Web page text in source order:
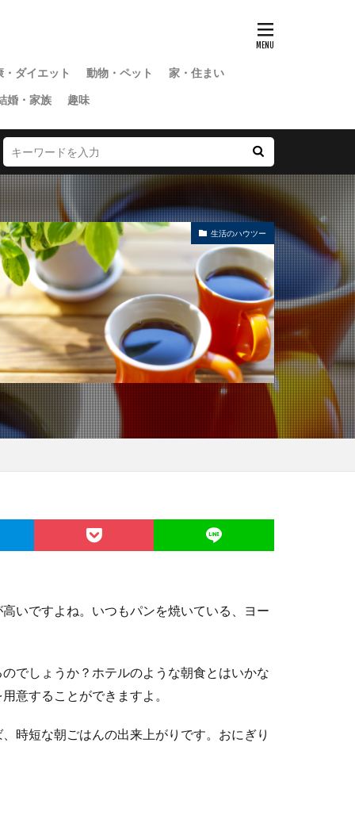
・ダイエット 動物・ペット
家・住まい
婚・家族 趣味
生活のハウツー
いですよね。いつもパンを焼いている、ヨー
でしょうか？ホテルのような朝食とはいかな
意することができますよ。
時短な朝ごはんの出来上がりです。おにぎり